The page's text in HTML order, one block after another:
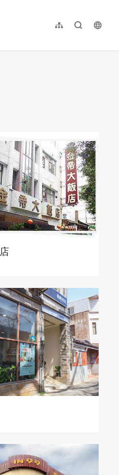
网站导览全文检索
繁體中文